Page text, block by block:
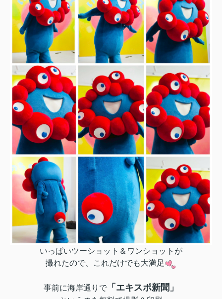
いっぱいツーショット＆ワンショットが
撮れたので、
これだけでも大満足
事前に海岸通りで 「エキスポ新聞」